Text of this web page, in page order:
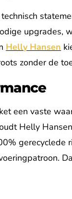
upgrades,
Helly Hansen
zonder de
een vaste
Helly